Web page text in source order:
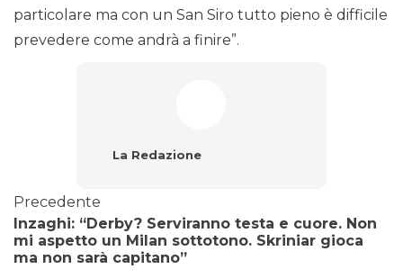
particolare ma con un San Siro tutto pieno è difficile
prevedere come andrà a finire”.
La Redazione
Precedente
Inzaghi: “Derby? Serviranno testa e cuore. Non
mi aspetto un Milan sottotono. Skriniar gioca
ma non sarà capitano”